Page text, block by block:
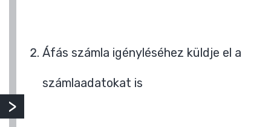
Áfás számla igényléséhez küldje el a
számlaadatokat is